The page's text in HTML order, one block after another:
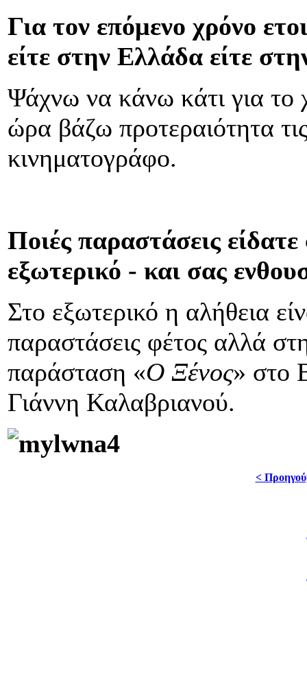
Για τον επόμενο χρόνο
είτε στην Ελλάδα είτε
Ψάχνω να κάνω κάτι για το
ώρα βάζω προτεραιότητα
κινηματογράφο.
Ποιές παραστάσεις
εξωτερικό - και σας
Στο εξωτερικό η αλήθεια
παραστάσεις φέτος αλλά
παράσταση «Ο Ξένος» στο
Γιάννη Καλαβριανού.
<